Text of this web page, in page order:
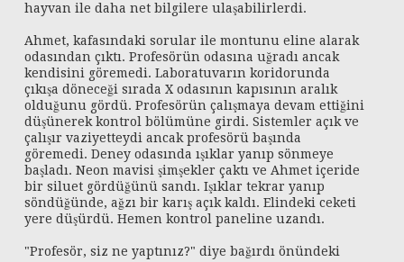
hayvan ile daha net bilgilere ulaşabilirlerdi.
Ahmet, kafasındaki sorular ile montunu eline alarak
odasından çıktı. Profesörün odasına uğradı ancak
kendisini göremedi. Laboratuvarın koridorunda
çıkışa döneceği sırada X odasının kapısının aralık
olduğunu gördü. Profesörün çalışmaya devam ettiğini
düşünerek kontrol bölümüne girdi. Sistemler açık ve
çalışır vaziyetteydi ancak profesörü başında
göremedi. Deney odasında ışıklar yanıp sönmeye
başladı. Neon mavisi şimşekler çaktı ve Ahmet içeride
bir siluet gördüğünü sandı. Işıklar tekrar yanıp
söndüğünde, ağzı bir karış açık kaldı. Elindeki ceketi
yere düşürdü. Hemen kontrol paneline uzandı.
"Profesör, siz ne yaptınız?" diye bağırdı önündeki